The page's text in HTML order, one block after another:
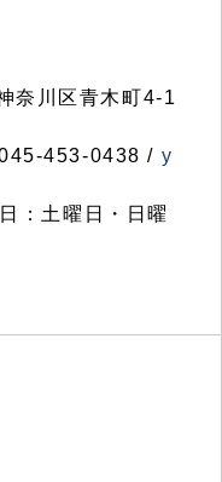
奈川区青木町4-1
453-0438 / y
：土曜日・日曜